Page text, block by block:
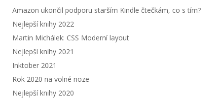
Amazon ukončil podporu starším Kindle čtečkám, co s tím?
Nejlepší knihy 2022
Martin Michálek: CSS Moderní layout
Nejlepší knihy 2021
Inktober 2021
Rok 2020 na volné noze
Nejlepší knihy 2020